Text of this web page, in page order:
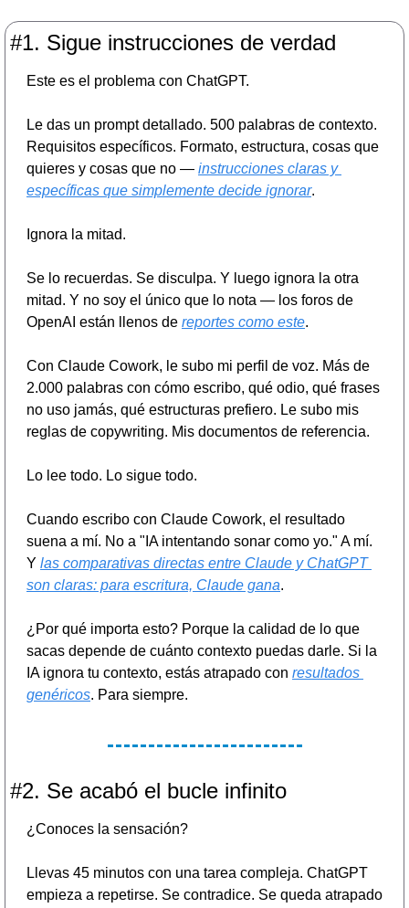
#1. Sigue instrucciones de verdad
Este es el problema con ChatGPT.
Le das un prompt detallado. 500 palabras de contexto.
Requisitos específicos. Formato, estructura, cosas que
quieres y cosas que no — instrucciones claras y
específicas que simplemente decide ignorar.
Ignora la mitad.
Se lo recuerdas. Se disculpa. Y luego ignora la otra
mitad. Y no soy el único que lo nota — los foros de
OpenAI están llenos de reportes como este.
Con Claude Cowork, le subo mi perfil de voz. Más de
2.000 palabras con cómo escribo, qué odio, qué frases
no uso jamás, qué estructuras prefiero. Le subo mis
reglas de copywriting. Mis documentos de referencia.
Lo lee todo. Lo sigue todo.
Cuando escribo con Claude Cowork, el resultado
suena a mí. No a "IA intentando sonar como yo." A mí.
Y las comparativas directas entre Claude y ChatGPT
son claras: para escritura, Claude gana.
¿Por qué importa esto? Porque la calidad de lo que
sacas depende de cuánto contexto puedas darle. Si la
IA ignora tu contexto, estás atrapado con resultados
genéricos. Para siempre.
#2. Se acabó el bucle infinito
¿Conoces la sensación?
Llevas 45 minutos con una tarea compleja. ChatGPT
empieza a repetirse. Se contradice. Se queda atrapado